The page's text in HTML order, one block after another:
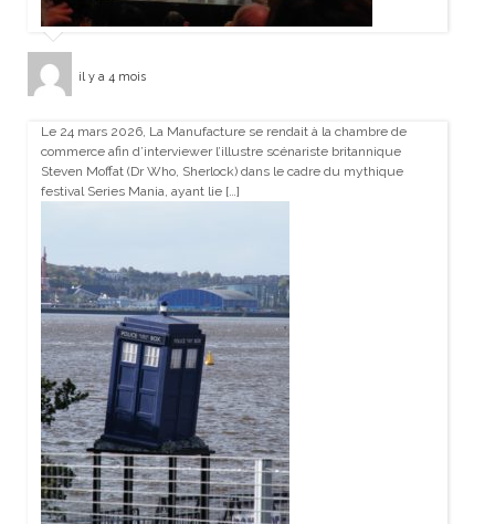
il y a 4 mois
Le 24 mars 2026, La Manufacture se rendait à la chambre de
commerce afin d’interviewer l’illustre scénariste britannique
Steven Moffat (Dr Who, Sherlock) dans le cadre du mythique
festival Series Mania, ayant lie […]